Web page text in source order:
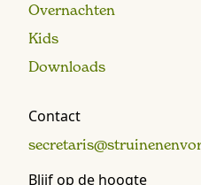
Overnachten
Kids
Downloads
Contact
Blijf op de hoogte